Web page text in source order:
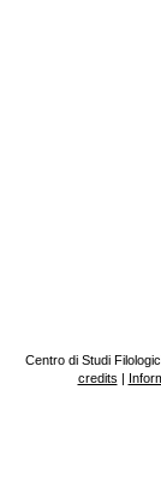
Centro di Studi
credits |